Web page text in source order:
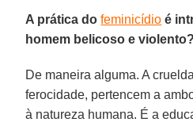
A prática dofeminicídio é
homem belicoso e violento?
De maneira alguma. A
ferocidade, pertencem a
à natureza humana. É a